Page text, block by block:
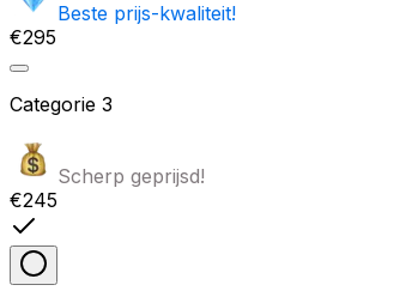
Beste prijs-kwaliteit!
€295
Categorie 3
Scherp geprijsd!
€245